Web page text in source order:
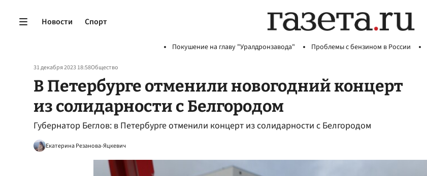
Новости Спорт
Покушение на главу "Уралдронзавода" Проблемы с бензином в России
31 декабря 2023 18:58Общество
В Петербурге отменили новогодний концерт
из солидарности с Белгородом
Губернатор Беглов: в Петербурге отменили концерт из солидарности с Белгородом
Екатерина Резанова-Яцкевич